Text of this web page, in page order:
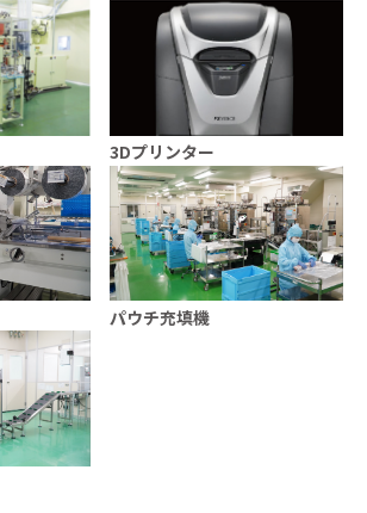
3Dプリンター
パウチ充填機